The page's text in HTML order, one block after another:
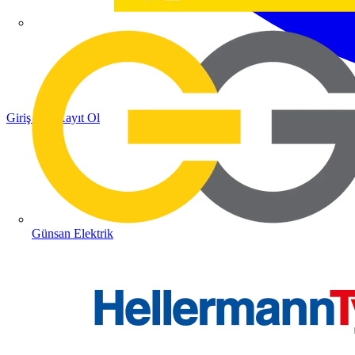
Günsan Elektrik
Giriş Yap Kayıt Ol